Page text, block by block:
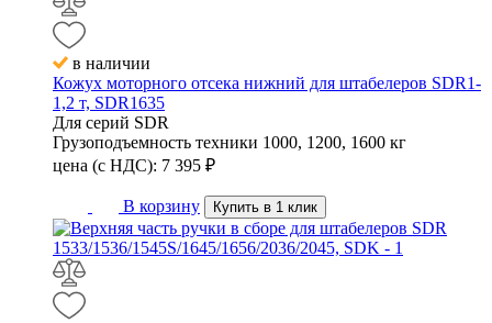
в наличии
Кожух моторного отсека нижний для штабелеров SDR1-
1,2 т, SDR1635
Для серий SDR
Грузоподъемность техники 1000, 1200, 1600 кг
цена (с НДС): 7 395 ₽
В корзину Купить в 1 клик